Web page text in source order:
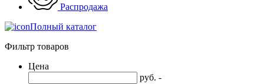
Распродажа
Полный каталог
Фильтр товаров
Цена
руб. -